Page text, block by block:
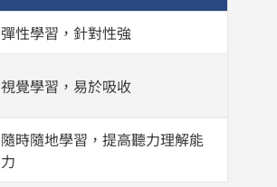
彈性學習，針對性強
視覺學習，易於吸收
隨時隨地學習，提高聽力理解能
力